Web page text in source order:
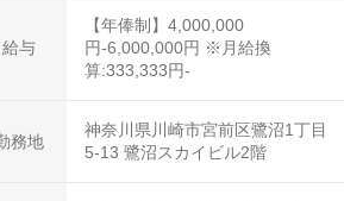
給与
【年俸制】4,000,000
円-6,000,000円 ※月給換
算:333,333円-
務地
神奈川県川崎市宮前区鷺沼1丁目
5-13 鷺沼スカイビル2階